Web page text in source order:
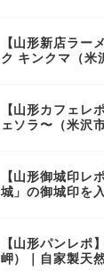
【山形新店ラー
ク キンクマ（米
【山形カフェレ
ェソラ〜（米沢
【山形御城印レ
城」の御城印を
【山形パンレポ
岬）｜自家製天